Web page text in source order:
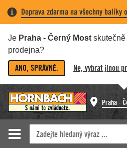
Doprava zdarma na všechny balíky
Je Praha - Černý Most
prodejna?
ANO, SPRÁVNĚ. Ne, vybrat jinou
Praha -